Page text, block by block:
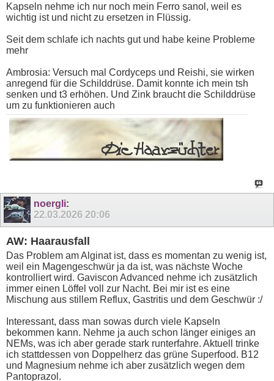
Kapseln nehme ich nur noch mein Ferro sanol, weil es
wichtig ist und nicht zu ersetzen in Flüssig.
Seit dem schlafe ich nachts gut und habe keine Probleme
mehr
Ambrosia: Versuch mal Cordyceps und Reishi, sie wirken
anregend für die Schilddrüse. Damit konnte ich mein tsh
senken und t3 erhöhen. Und Zink braucht die Schilddrüse
um zu funktionieren auch
noergli:
22.03.2026 20:06
AW: Haarausfall
Das Problem am Alginat ist, dass es momentan zu wenig ist,
weil ein Magengeschwür ja da ist, was nächste Woche
kontrolliert wird. Gaviscon Advanced nehme ich zusätzlich
immer einen Löffel voll zur Nacht. Bei mir ist es eine
Mischung aus stillem Reflux, Gastritis und dem Geschwür :/
Interessant, dass man sowas durch viele Kapseln
bekommen kann. Nehme ja auch schon länger einiges an
NEMs, was ich aber gerade stark runterfahre. Aktuell trinke
ich stattdessen von Doppelherz das grüne Superfood. B12
und Magnesium nehme ich aber zusätzlich wegen dem
Pantoprazol.